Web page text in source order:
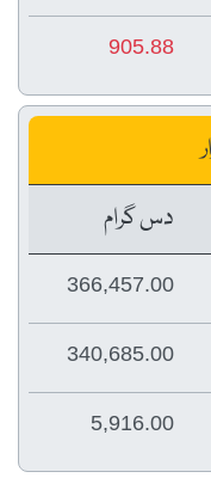
905.88
دس گرام
366,457.00
340,685.00
5,916.00